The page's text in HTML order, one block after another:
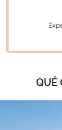
QUÉ